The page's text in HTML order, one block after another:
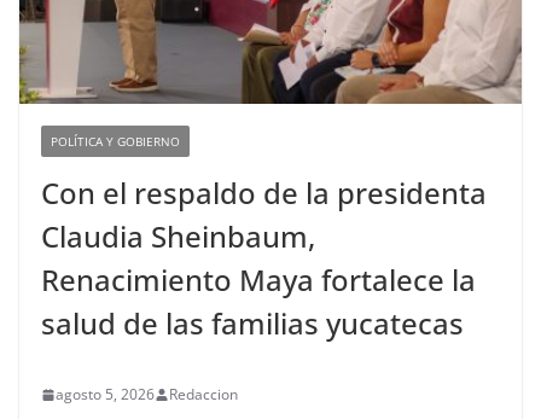
POLÍTICA Y GOBIERNO
Con el respaldo de la presidenta
Claudia Sheinbaum,
Renacimiento Maya fortalece la
salud de las familias yucatecas
agosto 5, 2026 Redaccion